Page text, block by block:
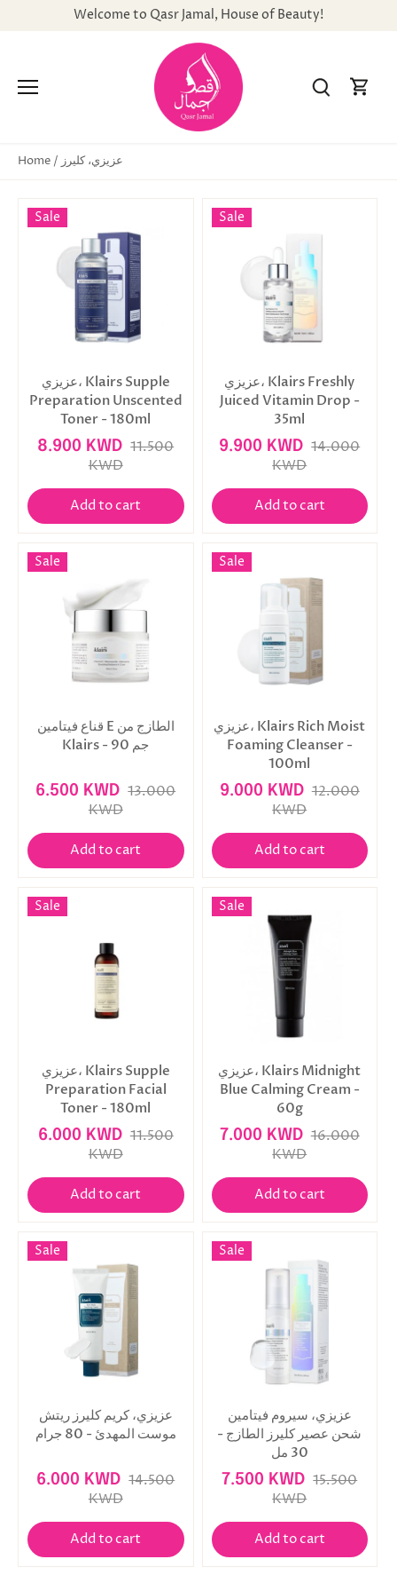
Welcome to Qasr Jamal, House of Beauty!
Home / عزيزي، كليرز
Sale
عزيزي، Klairs Supple
Preparation Unscented
Toner - 180ml
8.900 KWD 11.500
KWD
Add to cart
Sale
عزيزي، Klairs Freshly
Juiced Vitamin Drop -
35ml
9.900 KWD 14.000
KWD
Add to cart
Sale
قناع فيتامين E الطازج من
Klairs - 90 جم
6.500 KWD 13.000
KWD
Add to cart
Sale
عزيزي، Klairs Rich Moist
Foaming Cleanser -
100ml
9.000 KWD 12.000
KWD
Add to cart
Sale
عزيزي، Klairs Supple
Preparation Facial
Toner - 180ml
6.000 KWD 11.500
KWD
Add to cart
Sale
عزيزي، Klairs Midnight
Blue Calming Cream -
60g
7.000 KWD 16.000
KWD
Add to cart
Sale
عزيزي، كريم كليرز ريتش
موست المهدئ - 80 جرام
6.000 KWD 14.500
KWD
Add to cart
Sale
عزيزي، سيروم فيتامين
شحن عصير كليرز الطازج -
30 مل
7.500 KWD 15.500
KWD
Add to cart